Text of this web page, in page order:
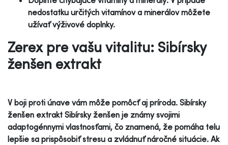
nedostatku určitých vitamínov a minerálov môžete
užívať výživové doplnky.
Zerex pre vašu vitalitu: Sibírsky
ženšen extrakt
V boji proti únave vám môže pomôcť aj príroda. Sibírsky
ženšen extrakt Sibírsky ženšen je známy svojimi
adaptogénnymi vlastnosťami, čo znamená, že pomáha telu
lepšie sa prispôsobiť stresu a zvládnuť náročné situácie. Ak